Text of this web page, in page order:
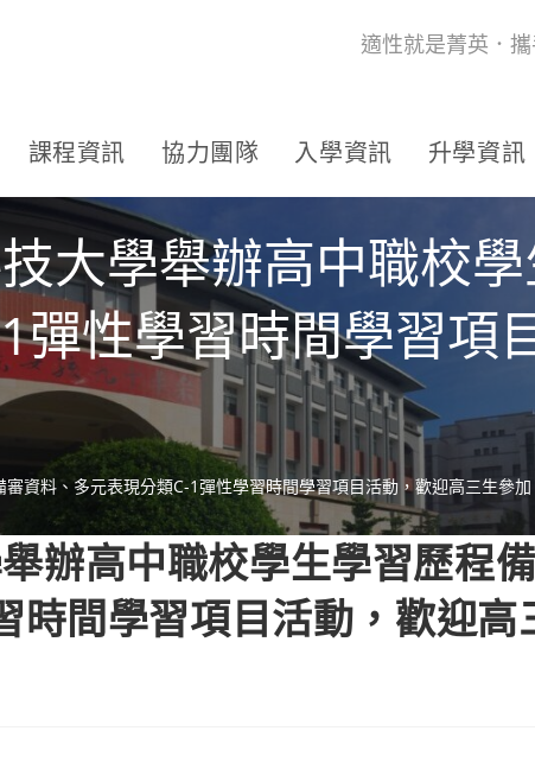
適性就是菁英．
課程資訊 協力團隊 入學資訊 升學資訊
大學舉辦高中職校
彈性學習時間學習項
資料、多元表現分類C-1彈性學習時間學習項目活動，歡迎高三生參加
辦高中職校學生學習歷程
時間學習項目活動，歡迎高